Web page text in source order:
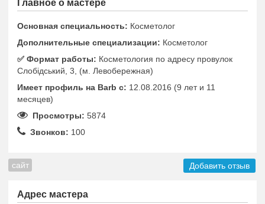
Главное о мастере
Основная специальность: Косметолог
Дополнительные специализации: Косметолог
✅️ Формат работы: Косметология по адресу провулок
Слобідський, 3, (м. Левобережная)
Имеет профиль на Barb c: 12.08.2016 (9 лет и 11
месяцев)
Просмотры: 5874
Звонков: 100
сайт Добавить отзыв
Адрес мастера